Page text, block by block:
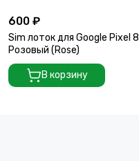
600 ₽
Sim лоток для Google Pixel 8
Розовый (Rose)
В корзину